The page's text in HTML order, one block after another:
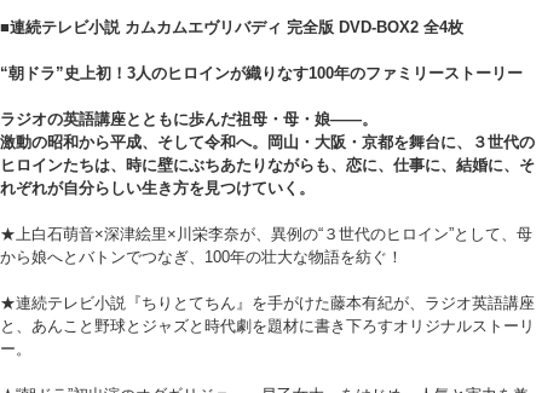
■連続テレビ小説 カムカムエヴリバディ 完全版 DVD-BOX2 全4枚
“朝ドラ”史上初！3人のヒロインが織りなす100年のファミリーストーリー
ラジオの英語講座とともに歩んだ祖母・母・娘――。
激動の昭和から平成、そして令和へ。岡山・大阪・京都を舞台に、３世代の
ヒロインたちは、時に壁にぶちあたりながらも、恋に、仕事に、結婚に、そ
れぞれが自分らしい生き方を見つけていく。
★上白石萌音×深津絵里×川栄李奈が、異例の“３世代のヒロイン”として、母
から娘へとバトンでつなぎ、100年の壮大な物語を紡ぐ！
★連続テレビ小説『ちりとてちん』を手がけた藤本有紀が、ラジオ英語講座
と、あんこと野球とジャズと時代劇を題材に書き下ろすオリジナルストーリ
ー。